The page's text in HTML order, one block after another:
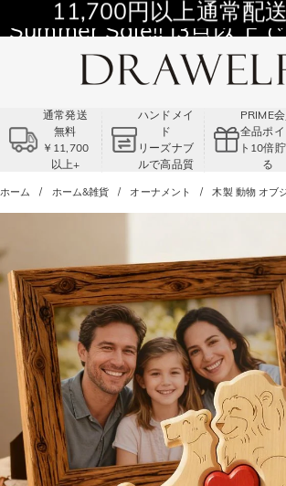
11,700円以上通常配送
Summer Sale!! |3点以上
コード:VS2
通常発送
無料
￥11,700
以上+
ハンドメイ
ド
リーズナブ
ルで高品質
PRIME
全品ポ
ト10倍
る
ホーム ホーム&雑貨 オーナメント 木製 動物 オブ